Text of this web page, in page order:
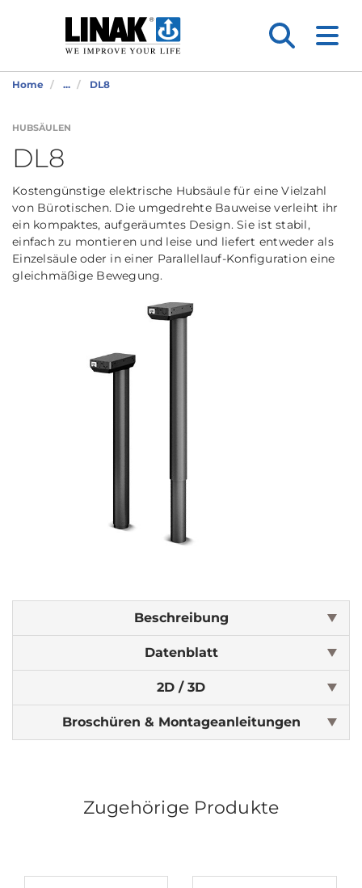
Home ... DL8
HUBSÄULEN
DL8
Kostengünstige elektrische Hubsäule für eine Vielzahl
von Bürotischen. Die umgedrehte Bauweise verleiht ihr
ein kompaktes, aufgeräumtes Design. Sie ist stabil,
einfach zu montieren und leise und liefert entweder als
Einzelsäule oder in einer Parallellauf-Konfiguration eine
gleichmäßige Bewegung.
Beschreibung
Datenblatt
2D / 3D
Broschüren & Montageanleitungen
Zugehörige Produkte